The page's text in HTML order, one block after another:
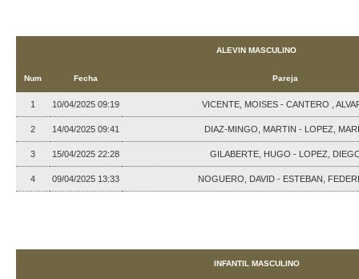
ALEVIN MASCULINO
Num Fecha Pareja
1 10/04/2025 09:19 VICENTE, MOISES - CANTERO ,
2 14/04/2025 09:41 DIAZ-MINGO, MARTIN - LOPEZ,
3 15/04/2025 22:28 GILABERTE, HUGO - LOPEZ,
4 09/04/2025 13:33 NOGUERO, DAVID - ESTEBAN,
INFANTIL MASCULINO